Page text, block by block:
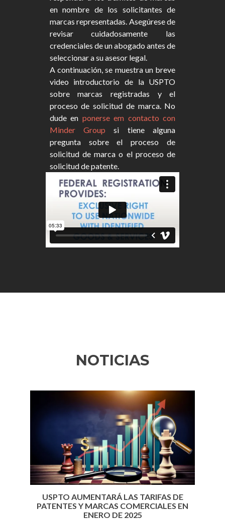
en nombre de los solicitantes de
marcas representadas. Asegúrese de
revisar cuidadosamente las
credenciales de un abogado antes de
seleccionar a su asesor legal.
A continuación, se muestra un breve
video introductorio de la USPTO
sobre marcas registradas y el
proceso de solicitud de marca. No
dude en ponerse em contacto con
Minder Group si tiene alguna
pregunta sobre el proceso de
solicitud de marca o el proceso de
solicitud de patente.
NOTICIAS
USPTO AUMENTARÁ LAS TARIFAS DE
PATENTES Y MARCAS COMERCIALES EN
ENERO DE 2025